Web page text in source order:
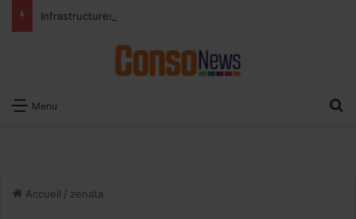
Infrastructures Le Maroc qui bouge à grande vitesse
Menu
Accueil / zenata